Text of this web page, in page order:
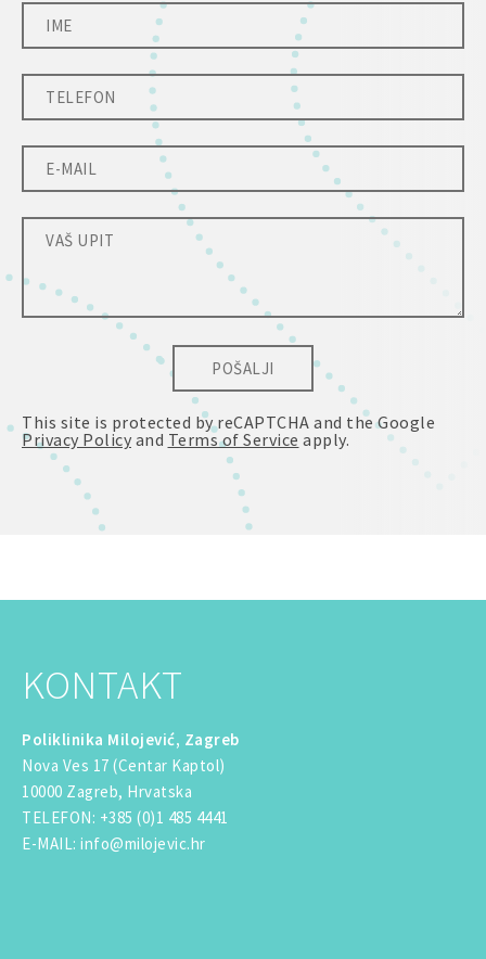
POŠALJI
This site is protected by reCAPTCHA and the Google
Privacy Policy and Terms of Service apply.
KONTAKT
Poliklinika Milojević, Zagreb
Nova Ves 17 (Centar Kaptol)
10000 Zagreb, Hrvatska
TELEFON: +385 (0)1 485 4441
E-MAIL : info@milojevic.hr